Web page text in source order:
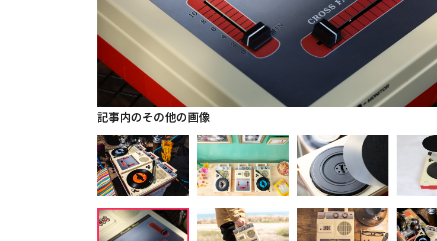
記事内のその他の画像